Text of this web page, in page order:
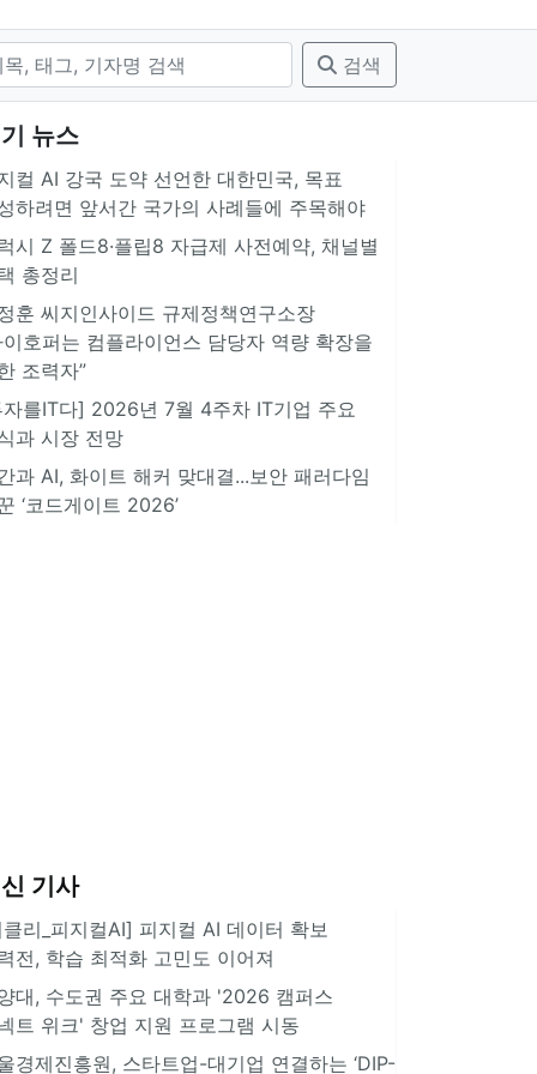
검색
뉴스
컬 AI 강국 도약 선언한 대한민국, 목표
하려면 앞서간 국가의 사례들에 주목해야
시 Z 폴드8·플립8 자급제 사전예약, 채널별
총정리
훈 씨지인사이드 규제정책연구소장
이호퍼는 컴플라이언스 담당자 역량 확장을
조력자”
를IT다] 2026년 7월 4주차 IT기업 주요
과 시장 전망
과 AI, 화이트 해커 맞대결...보안 패러다임
‘코드게이트 2026’
기사
리_피지컬AI] 피지컬 AI 데이터 확보
전, 학습 최적화 고민도 이어져
대, 수도권 주요 대학과 '2026 캠퍼스
트 위크' 창업 지원 프로그램 시동
경제진흥원, 스타트업-대기업 연결하는 ‘DIP-